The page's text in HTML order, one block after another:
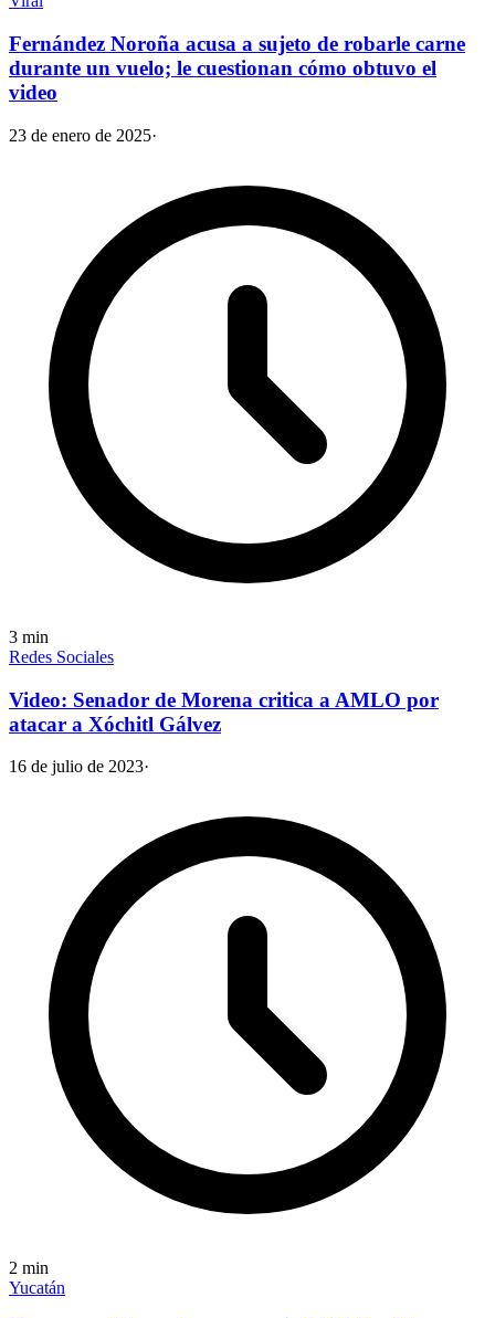
Fernández Noroña acusa a sujeto de robarle carne
durante un vuelo; le cuestionan cómo obtuvo el
video
23 de enero de 2025·
3 min
Redes Sociales
Video: Senador de Morena critica a AMLO por
atacar a Xóchitl Gálvez
16 de julio de 2023·
2 min
Yucatán